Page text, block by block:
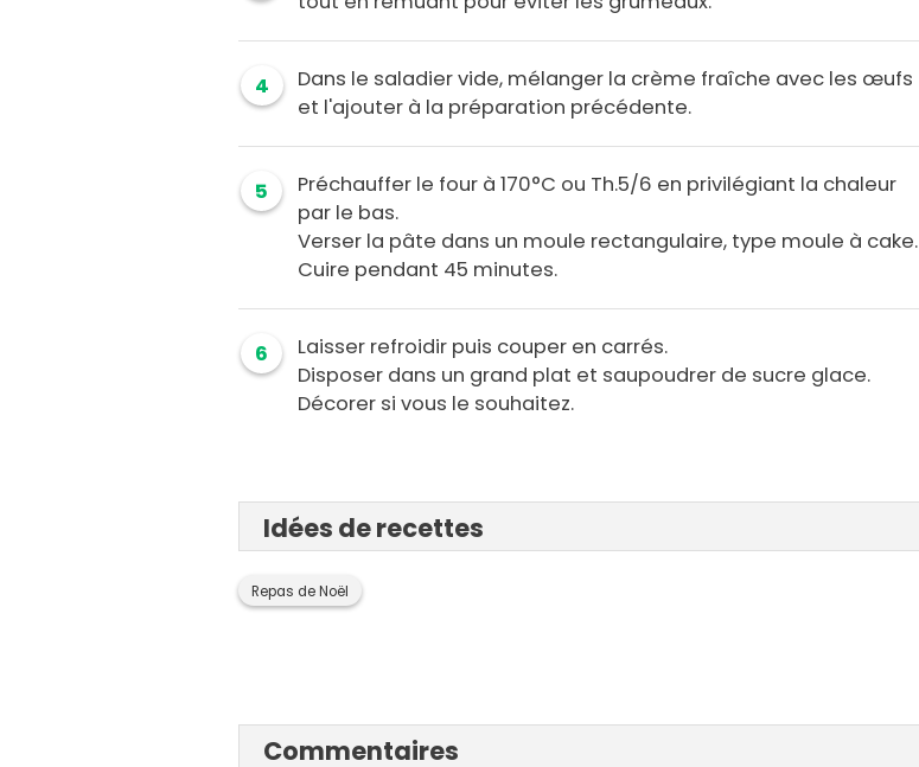
4
Dans le saladier vide, mélanger la crème fraîche avec les œufs
et l'ajouter à la préparation précédente.
5
Préchauffer le four à 170°C ou Th.5/6 en privilégiant la chaleur
par le bas.
Verser la pâte dans un moule rectangulaire, type moule à cake.
Cuire pendant 45 minutes.
6
Laisser refroidir puis couper en carrés.
Disposer dans un grand plat et saupoudrer de sucre glace.
Décorer si vous le souhaitez.
Idées de recettes
Repas de Noël
Commentaires